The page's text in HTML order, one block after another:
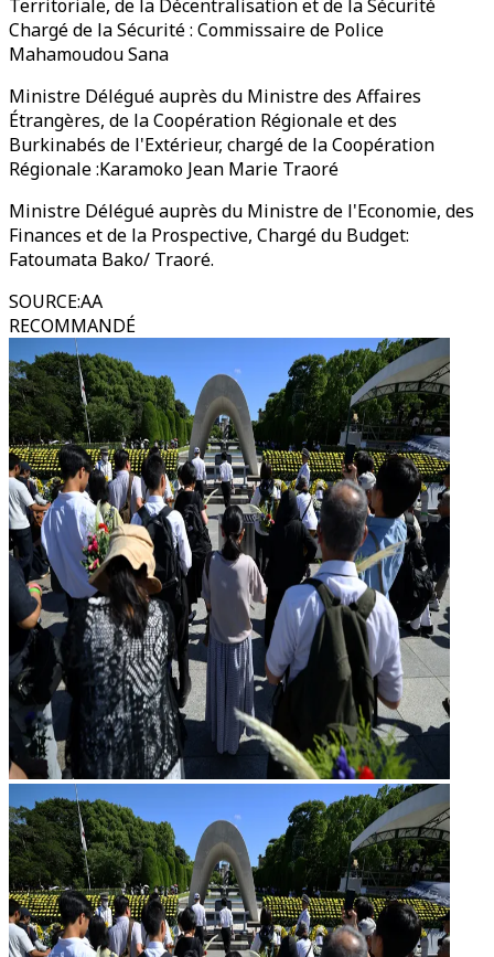
Territoriale, de la Décentralisation et de la Sécurité
Chargé de la Sécurité : Commissaire de Police
Mahamoudou Sana
Ministre Délégué auprès du Ministre des Affaires
Étrangères, de la Coopération Régionale et des
Burkinabés de l'Extérieur, chargé de la Coopération
Régionale :Karamoko Jean Marie Traoré
Ministre Délégué auprès du Ministre de l'Economie, des
Finances et de la Prospective, Chargé du Budget:
Fatoumata Bako/ Traoré.
SOURCE:AA
RECOMMANDÉ